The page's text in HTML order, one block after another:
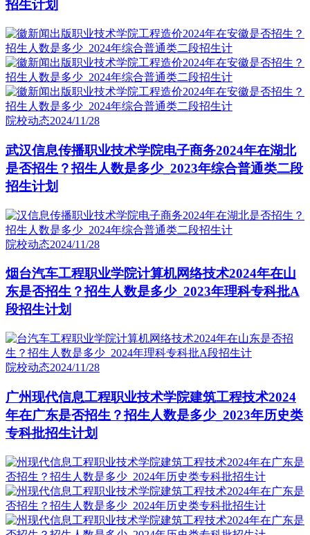
招生计划
院校动态2024/11/28
武汉信息传播职业技术学院电子商务2024年在湖北
是否招生？招生人数是多少_2023年综合普通类二段
招生计划
院校动态2024/11/28
烟台汽车工程职业学院计算机网络技术2024年在山
东是否招生？招生人数是多少_2023年理科专科批A
段招生计划
院校动态2024/11/28
广州现代信息工程职业技术学院建筑工程技术2024
年在广东是否招生？招生人数是多少_2023年历史类
专科批招生计划